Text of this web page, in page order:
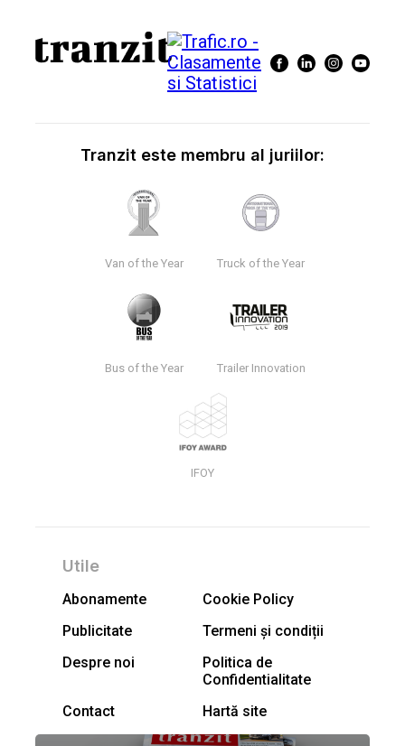
Tranzit este membru al juriilor:
Van of the Year Truck of the Year
Bus of the Year Trailer Innovation
IFOY
Utile
Abonamente
Cookie Policy
Publicitate
Termeni și condiții
Despre noi
Politica de
Confidentialitate
Contact
Hartă site